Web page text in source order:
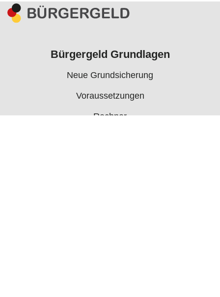
Bürgergeld Grundlagen
Neue Grundsicherung
Voraussetzungen
Rechner